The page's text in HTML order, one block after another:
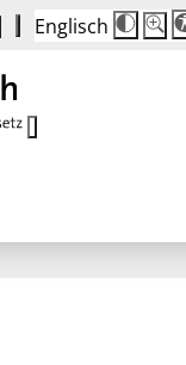
Englisch
Die
100